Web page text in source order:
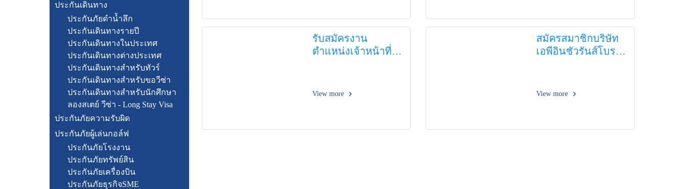
รับสมัครงาน
ตำแหน่งเจ้าหน้าที่
View more
สมัครสมาชิกบริษัท
เอพีอินชัวรันส์โบรค
View more
ประกันเดินทาง
ประกันภัยดำน้ำลึก
ประกันเดินทางรายปี
ประกันเดินทางในประเทศ
ประกันเดินทางต่างประเทศ
ประกันเดินทางสำหรับทัวร์
ประกันเดินทางสำหรับขอวีซ่า
ประกันเดินทางสำหรับนักศึกษา
ลองสเตย์ วีซ่า - Long Stay Visa
ประกันภัยความรับผิด
ประกันภัยผู้เล่นกอล์ฟ
ประกันภัยโรงงาน
ประกันภัยทรัพย์สิน
ประกันภัยเครื่องบิน
ประกันภัยธุรกิจSME